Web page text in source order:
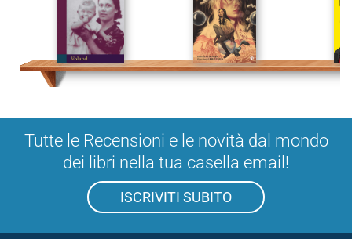
Tutte le Recensioni e le novità dal mondo
dei libri nella tua casella email!
ISCRIVITI SUBITO